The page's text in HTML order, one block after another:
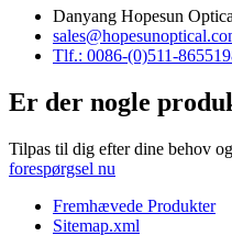
Danyang Hopesun
Tlf.: 0086-(0)511-
Er der nogle
Tilpas til dig efter dine behov
forespørgsel nu
Fremhævede Produkter
Sitemap.xml